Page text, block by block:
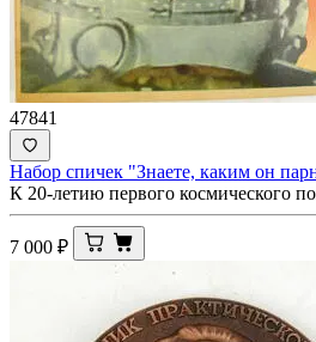
47841
Набор спичек "Знаете, каким он
К 20-летию первого космического
7 000 ₽